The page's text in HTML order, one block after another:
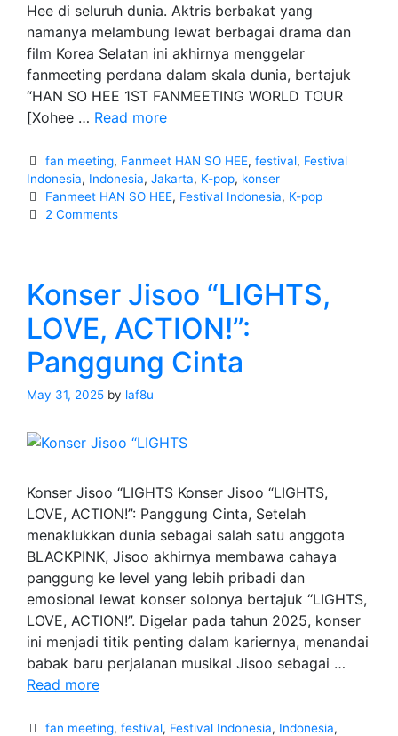
Hee di seluruh dunia. Aktris berbakat yang
namanya melambung lewat berbagai drama dan
film Korea Selatan ini akhirnya menggelar
fanmeeting perdana dalam skala dunia, bertajuk
“HAN SO HEE 1ST FANMEETING WORLD TOUR
[Xohee … Read moreFanmeet
SO
HEE
1ST
Categories
fan meeting, Fanmeet HAN SO HEE,festival, Festival
Indonesia, Indonesia, Jakarta, K-pop, konser
Tags
Fanmeet HAN SO HEE, Festival Indonesia, K-pop
2 Comments
Konser Jisoo “LIGHTS,
LOVE, ACTION!”:
Panggung Cinta
May 31, 2025 by laf8u
Konser Jisoo “LIGHTS Konser Jisoo “LIGHTS,
LOVE, ACTION!”: Panggung Cinta, Setelah
menaklukkan dunia sebagai salah satu anggota
BLACKPINK, Jisoo akhirnya membawa cahaya
panggung ke level yang lebih pribadi dan
emosional lewat konser solonya bertajuk “LIGHTS,
LOVE, ACTION!”. Digelar pada tahun 2025, konser
ini menjadi titik penting dalam kariernya, menandai
babak baru perjalanan musikal Jisoo sebagai …
Read moreKonser
“LIGHTS,
Categories
fan meeting,festival, Festival Indonesia, Indonesia,